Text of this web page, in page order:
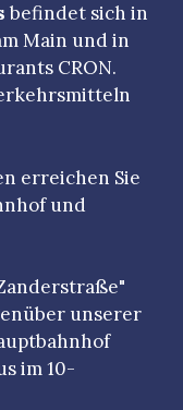
befindet sich in
Main und in
CRON.
erreichen Sie
und
unserer
im 10-